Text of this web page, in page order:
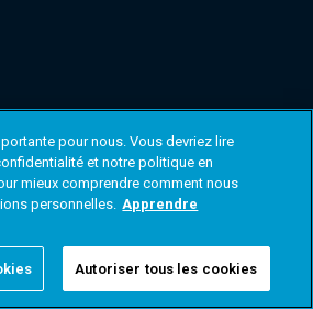
pour nous. Vous devriez lire
et notre politique en
mieux comprendre comment nous
personnelles. Apprendre
Autoriser tous les cookies